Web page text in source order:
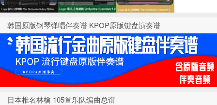
韩国原版钢琴弹唱伴奏谱 KPOP原版键盘演奏谱
日本椎名林檎 105首乐队编曲总谱